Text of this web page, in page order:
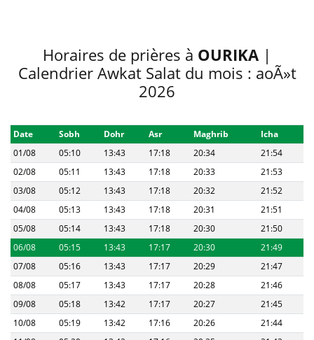
Horaires de prières à OURIKA |
Calendrier Awkat Salat du mois : aoÃ»t
2026
Date Sobh Dohr Asr Maghrib
Icha
01/08
05:10 13:43 17:18 20:34
21:54
02/08
05:11 13:43 17:18 20:33
21:53
03/08
05:12 13:43 17:18 20:32
21:52
04/08
05:13 13:43 17:18 20:31
21:51
05/08
05:14 13:43 17:18 20:30
21:50
06/08
05:15 13:43 17:17 20:30
21:49
07/08
05:16 13:43 17:17 20:29
21:47
08/08
05:17 13:43 17:17 20:28
21:46
09/08
05:18 13:42 17:17 20:27
21:45
10/08
05:19 13:42 17:16 20:26
21:44